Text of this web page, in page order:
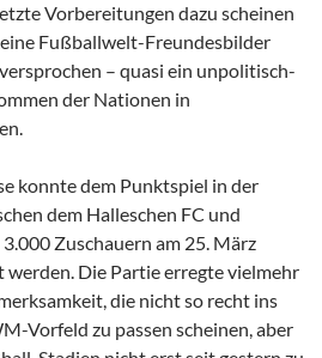
Vorbereitungen dazu scheinen
Fußballwelt-Freundesbilder
– quasi ein unpolitisch-
der Nationen in
konnte dem Punktspiel in der
dem Halleschen FC und
Zuschauern am 25. März
Die Partie erregte vielmehr
die nicht so recht ins
Vorfeld zu passen scheinen, aber